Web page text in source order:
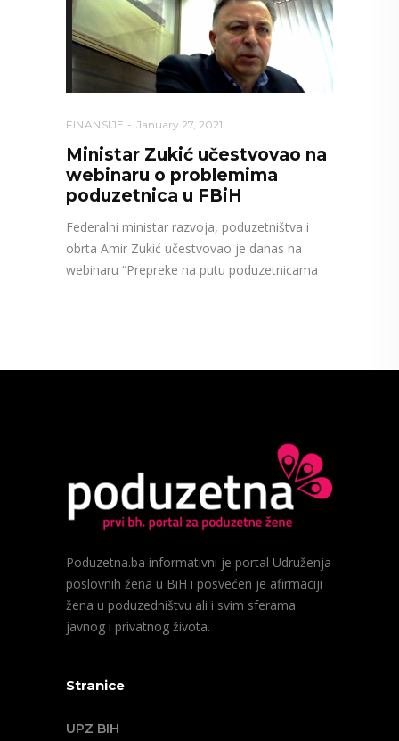
FINANSIJE January 27, 2021
Ministar Zukić učestvovao na
webinaru o problemima
poduzetnica u FBiH
Federalni ministar razvoja, poduzetništva i
obrta Amir Zukić učestvovao je danas na
webinaru “Prepreke na putu poduzetnicama
Poduzetna.ba informativni je portal Udruženja
poslovnih žena u BiH i posvećen je afirmaciji
žena u poduzedništvu ali i svim sferama
javnog i privatnog života.
Stranice
UPZ BIH